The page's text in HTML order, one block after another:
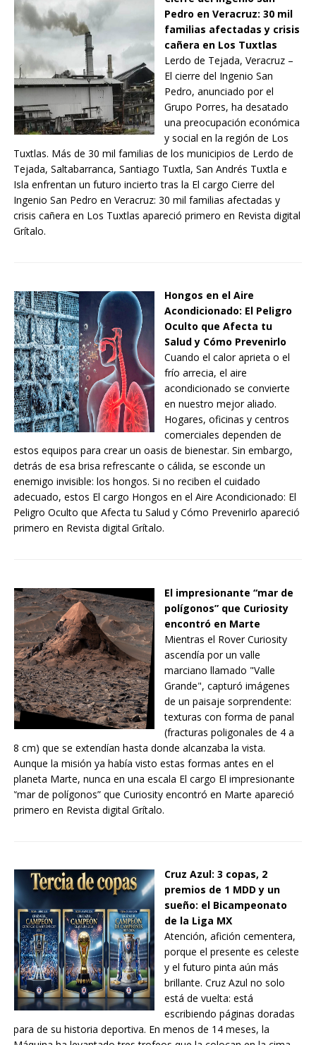
Pedro en Veracruz: 30 mil
familias afectadas y crisis
cañera en Los Tuxtlas
Lerdo de Tejada, Veracruz –
El cierre del Ingenio San
Pedro, anunciado por el
Grupo Porres, ha desatado
una preocupación económica
y social en la región de Los
Tuxtlas. Más de 30 mil familias de los municipios de Lerdo de
Tejada, Saltabarranca, Santiago Tuxtla, San Andrés Tuxtla e
Isla enfrentan un futuro incierto tras la El cargo Cierre del
Ingenio San Pedro en Veracruz: 30 mil familias afectadas y
crisis cañera en Los Tuxtlas apareció primero en Revista digital
Grítalo.
Hongos en el Aire
Acondicionado: El Peligro
Oculto que Afecta tu
Salud y Cómo Prevenirlo
Cuando el calor aprieta o el
frío arrecia, el aire
acondicionado se convierte
en nuestro mejor aliado.
Hogares, oficinas y centros
comerciales dependen de
estos equipos para crear un oasis de bienestar. Sin embargo,
detrás de esa brisa refrescante o cálida, se esconde un
enemigo invisible: los hongos. Si no reciben el cuidado
adecuado, estos El cargo Hongos en el Aire Acondicionado: El
Peligro Oculto que Afecta tu Salud y Cómo Prevenirlo apareció
primero en Revista digital Grítalo.
El impresionante “mar de
polígonos” que Curiosity
encontró en Marte
Mientras el Rover Curiosity
ascendía por un valle
marciano llamado "Valle
Grande", capturó imágenes
de un paisaje sorprendente:
texturas con forma de panal
(fracturas poligonales de 4 a
8 cm) que se extendían hasta donde alcanzaba la vista.
Aunque la misión ya había visto estas formas antes en el
planeta Marte, nunca en una escala El cargo El impresionante
“mar de polígonos” que Curiosity encontró en Marte apareció
primero en Revista digital Grítalo.
Cruz Azul: 3 copas, 2
premios de 1 MDD y un
sueño: el Bicampeonato
de la Liga MX
Atención, afición cementera,
porque el presente es celeste
y el futuro pinta aún más
brillante. Cruz Azul no solo
está de vuelta: está
escribiendo páginas doradas
para de su historia deportiva. En menos de 14 meses, la